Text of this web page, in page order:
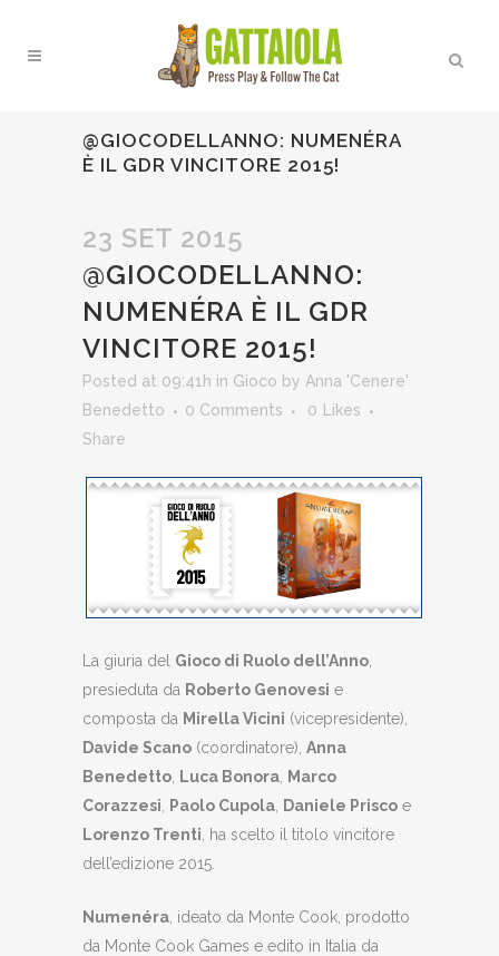
@GIOCODELLANNO: NUMENÉRA
È IL GDR VINCITORE 2015!
23 SET 2015
@GIOCODELLANNO:
NUMENÉRA È IL GDR
VINCITORE 2015!
Posted at 09:41h in Gioco by Anna 'Cenere'
Benedetto
0 Comments 0
Likes
Share
La giuria del Gioco di Ruolo dell’Anno
presieduta da Roberto Genovesi e
composta da Mirella Vicini (vicepresidente),
Davide Scano (coordinatore), Anna
Benedetto
Luca Bonora
Marco
Corazzesi
Paolo Cupola Daniele Prisco e
Lorenzo Trenti , ha scelto il titolo vincitore
dell’edizione 2015.
Numenéra , ideato da Monte Cook, prodotto
da Monte Cook Games e edito in Italia da